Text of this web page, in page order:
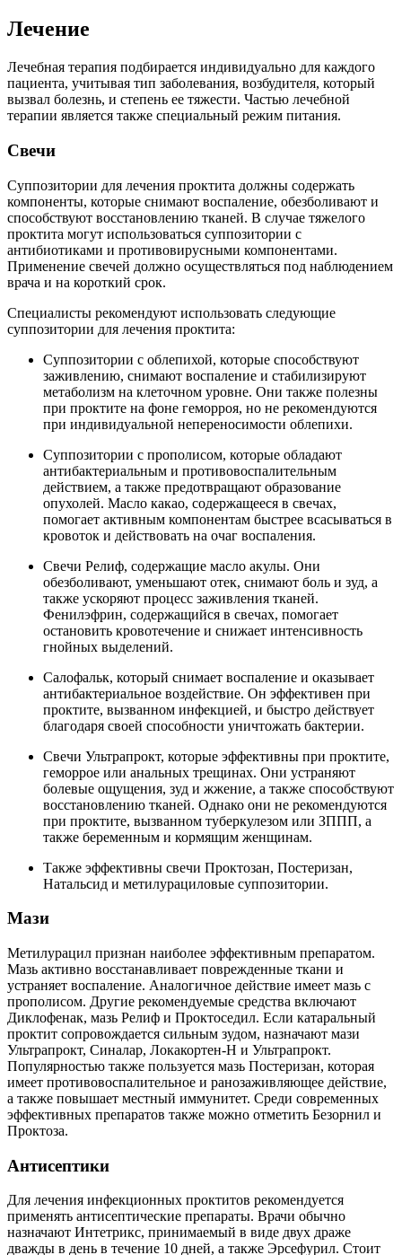
Лечение
Лечебная терапия подбирается индивидуально для каждого
пациента, учитывая тип заболевания, возбудителя, который
вызвал болезнь, и степень ее тяжести. Частью лечебной
терапии является также специальный режим питания.
Свечи
Суппозитории для лечения проктита должны содержать
компоненты, которые снимают воспаление, обезболивают и
способствуют восстановлению тканей. В случае тяжелого
проктита могут использоваться суппозитории с
антибиотиками и противовирусными компонентами.
Применение свечей должно осуществляться под наблюдением
врача и на короткий срок.
Специалисты рекомендуют использовать следующие
суппозитории для лечения проктита:
Суппозитории с облепихой, которые способствуют
заживлению, снимают воспаление и стабилизируют
метаболизм на клеточном уровне. Они также полезны
при проктите на фоне геморроя, но не рекомендуются
при индивидуальной непереносимости облепихи.
Суппозитории с прополисом, которые обладают
антибактериальным и противовоспалительным
действием, а также предотвращают образование
опухолей. Масло какао, содержащееся в свечах,
помогает активным компонентам быстрее всасываться в
кровоток и действовать на очаг воспаления.
Свечи Релиф, содержащие масло акулы. Они
обезболивают, уменьшают отек, снимают боль и зуд, а
также ускоряют процесс заживления тканей.
Фенилэфрин, содержащийся в свечах, помогает
остановить кровотечение и снижает интенсивность
гнойных выделений.
Салофальк, который снимает воспаление и оказывает
антибактериальное воздействие. Он эффективен при
проктите, вызванном инфекцией, и быстро действует
благодаря своей способности уничтожать бактерии.
Свечи Ультрапрокт, которые эффективны при проктите,
геморрое или анальных трещинах. Они устраняют
болевые ощущения, зуд и жжение, а также способствуют
восстановлению тканей. Однако они не рекомендуются
при проктите, вызванном туберкулезом или ЗППП, а
также беременным и кормящим женщинам.
Также эффективны свечи Проктозан, Постеризан,
Натальсид и метилурациловые суппозитории.
Мази
Метилурацил признан наиболее эффективным препаратом.
Мазь активно восстанавливает поврежденные ткани и
устраняет воспаление. Аналогичное действие имеет мазь с
прополисом. Другие рекомендуемые средства включают
Диклофенак, мазь Релиф и Проктоседил. Если катаральный
проктит сопровождается сильным зудом, назначают мази
Ультрапрокт, Синалар, Локакортен-Н и Ультрапрокт.
Популярностью также пользуется мазь Постеризан, которая
имеет противовоспалительное и ранозаживляющее действие,
а также повышает местный иммунитет. Среди современных
эффективных препаратов также можно отметить Безорнил и
Проктоза.
Антисептики
Для лечения инфекционных проктитов рекомендуется
применять антисептические препараты. Врачи обычно
назначают Интетрикс, принимаемый в виде двух драже
дважды в день в течение 10 дней, а также Эрсефурил. Стоит